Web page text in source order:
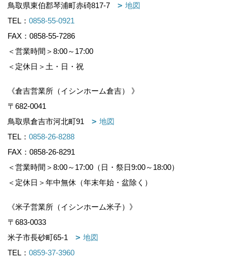
鳥取県東伯郡琴浦町赤碕817-7
地図
TEL： 0858-55-0921
FAX：0858-55-7286
＜営業時間＞8:00～17:00
＜定休日＞土・日・祝
《倉吉営業所（イシンホーム倉吉） 》
〒682-0041
鳥取県倉吉市河北町91
地図
TEL： 0858-26-8288
FAX：0858-26-8291
＜営業時間＞8:00～17:00（日・祭日9:00～18:00）
＜定休日＞年中無休（年末年始・盆除く）
《米子営業所（イシンホーム米子）》
〒683-0033
米子市長砂町65-1
地図
TEL： 0859-37-3960